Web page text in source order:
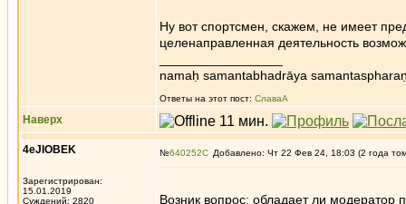
Ну вот спортсмен, скажем, не имеет
целенаправленная деятельность
namaḥ samantabhadrāya
Ответы на этот пост: СлаваА
Наверх
4eJIOBEK
Зарегистрирован:
15.01.2019
Суждений: 2820
№640252 Добавлено: Чт 22 Фев 24, 18:03 (2 года
Возник вопрос: обладает ли модератор